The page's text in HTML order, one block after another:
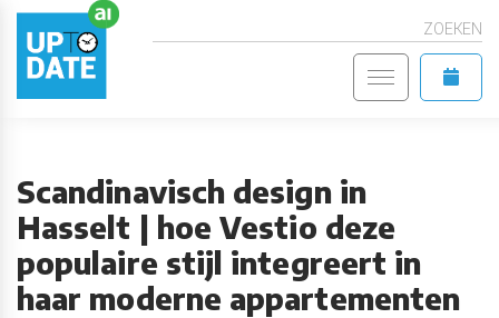
ZOEKEN
Scandinavisch design in
Hasselt | hoe Vestio deze
populaire stijl integreert in
haar moderne appartementen